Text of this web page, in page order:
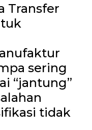
Transfer
sering
“jantung”
tidak